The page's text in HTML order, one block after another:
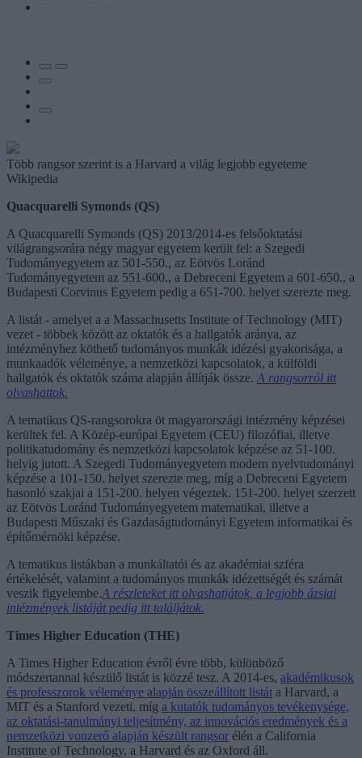
Több rangsor szerint is a Harvard a világ legjobb egyeteme
Wikipedia
Quacquarelli Symonds (QS)
A Quacquarelli Symonds (QS) 2013/2014-es felsőoktatási
világrangsorára négy magyar egyetem került fel: a Szegedi
Tudományegyetem az 501-550., az Eötvös Loránd
Tudományegyetem az 551-600., a Debreceni Egyetem a 601-650., a
Budapesti Corvinus Egyetem pedig a 651-700. helyet szerezte meg.
A listát - amelyet a a Massachusetts Institute of Technology (MIT)
vezet - többek között az oktatók és a hallgatók aránya, az
intézményhez köthető tudományos munkák idézési gyakorisága, a
munkaadók véleménye, a nemzetközi kapcsolatok, a külföldi
hallgatók és oktatók száma alapján állítják össze. A rangsorról itt
olvashattok.
A tematikus QS-rangsorokra öt magyarországi intézmény képzései
kerültek fel. A Közép-európai Egyetem (CEU) filozófiai, illetve
politikatudomány és nemzetközi kapcsolatok képzése az 51-100.
helyig jutott. A Szegedi Tudományegyetem modern nyelvtudományi
képzése a 101-150. helyet szerezte meg, míg a Debreceni Egyetem
hasonló szakjai a 151-200. helyen végeztek. 151-200. helyet szerzett
az Eötvös Loránd Tudományegyetem matematikai, illetve a
Budapesti Műszaki és Gazdaságtudományi Egyetem informatikai és
építőmérnöki képzése.
A tematikus listákban a munkáltatói és az akadémiai szféra
értékelését, valamint a tudományos munkák idézettségét és számát
veszik figyelembe.A részleteket itt olvashatjátok a legjobb ázsiai
intézmények listáját pedig itt találjátok.
Times Higher Education (THE)
A Times Higher Education évről évre több, különböző
módszertannal készülő listát is közzé tesz. A 2014-es, akadémikusok
és professzorok véleménye alapján összeállított listát a Harvard, a
MIT és a Stanford vezeti, míg a kutatók tudományos tevékenysége,
az oktatási-tanulmányi teljesítmény, az innovációs eredmények és a
nemzetközi vonzerő alapján készült rangsor élén a California
Institute of Technology, a Harvard és az Oxford áll.